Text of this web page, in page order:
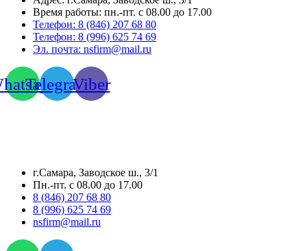
Время работы: пн.-пт. с 08.00 до 17.00
Телефон: 8 (846) 207 68 80
Телефон: 8 (996) 625 74 69
Эл. почта: nsfirm@mail.ru
TelegramViber
г.Самара, Заводское ш., 3/1
Пн.-пт. с 08.00 до 17.00
8 (846) 207 68 80
8 (996) 625 74 69
nsfirm@mail.ru